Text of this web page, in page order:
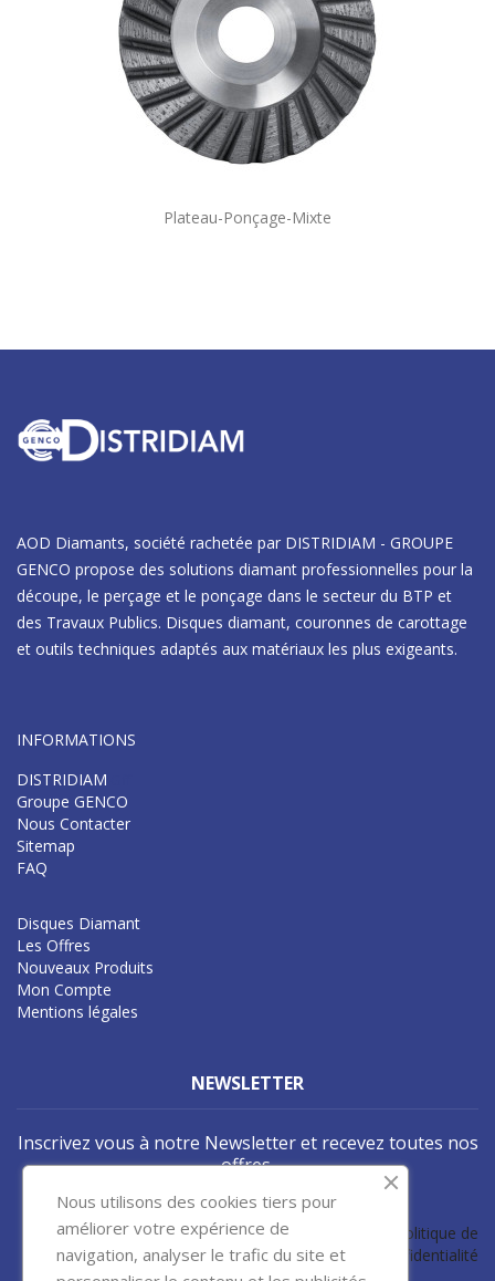
Plateau-Ponçage-Mixte
AOD Diamants, société rachetée par DISTRIDIAM - GROUPE
GENCO propose des solutions diamant professionnelles pour la
découpe, le perçage et le ponçage dans le secteur du BTP et
des Travaux Publics. Disques diamant, couronnes de carottage
et outils techniques adaptés aux matériaux les plus exigeants.
INFORMATIONS
DISTRIDIAM
Groupe GENCO
Nous Contacter
Sitemap
FAQ
Disques Diamant
Les Offres
Nouveaux Produits
Mon Compte
Mentions légales
NEWSLETTER
Inscrivez vous à notre Newsletter et recevez toutes nos
offres.
S’abonner
J'accepte les conditions générales et la politique de
confidentialité
Nous utilisons des cookies tiers pour
améliorer votre expérience de
navigation, analyser le trafic du site et